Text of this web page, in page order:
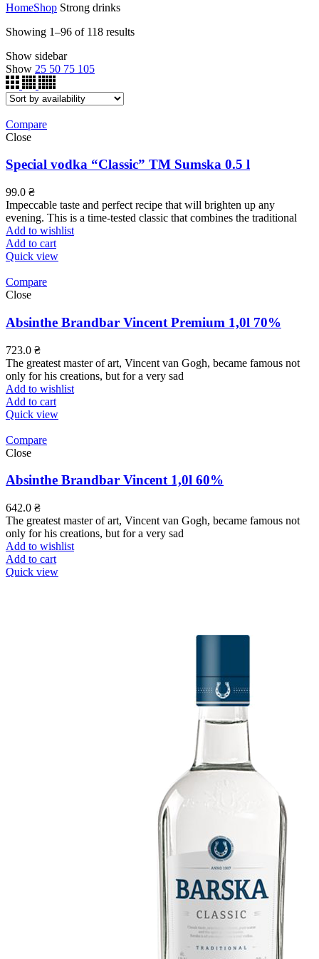
HomeShop Strong drinks
Showing 1–96 of 118 results
Show sidebar
Show 25 50 75 105
Compare
Close
Special vodka “Classic” TM Sumska 0.5 l
99.0 ₴
Impeccable taste and perfect recipe that will brighten up any
evening. This is a time-tested classic that combines the traditional
Add to wishlist
Add to cart
Quick view
Compare
Close
Absinthe Brandbar Vincent Premium 1,0l 70%
723.0 ₴
The greatest master of art, Vincent van Gogh, became famous not
only for his creations, but for a very sad
Add to wishlist
Add to cart
Quick view
Compare
Close
Absinthe Brandbar Vincent 1,0l 60%
642.0 ₴
The greatest master of art, Vincent van Gogh, became famous not
only for his creations, but for a very sad
Add to wishlist
Add to cart
Quick view